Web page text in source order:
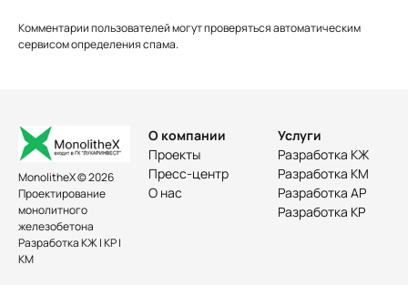
Комментарии пользователей могут проверяться автоматическим
сервисом определения спама.
MonolitheX © 2026
Проектирование
монолитного
железобетона
Разработка КЖ | КР |
КМ
О компании
Проекты
Пресс-центр
О нас
Услуги
Разработка КЖ
Разработка КМ
Разработка АР
Разработка КР